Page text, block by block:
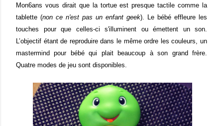
Mon6ans vous dirait que la tortue est presque tactile comme la
tablette (non ce n'est pas un enfant geek). Le bébé effleure les
touches pour que celles-ci s'illuminent ou émettent un son.
L’objectif étant de reproduire dans le même ordre les couleurs, un
mastermind pour bébé qui plait beaucoup à son grand frère.
Quatre modes de jeu sont disponibles.